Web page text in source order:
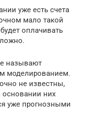
уже есть счета
мало такой
оплачивать
называют
моделированием.
не известны,
них
уже прогнозными